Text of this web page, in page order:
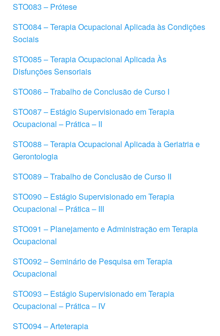
STO083 – Prótese
STO084 – Terapia Ocupacional Aplicada às Condições
Sociais
STO085 – Terapia Ocupacional Aplicada Às
Disfunções Sensoriais
STO086 – Trabalho de Conclusão de Curso I
STO087 – Estágio Supervisionado em Terapia
Ocupacional – Prática – II
STO088 – Terapia Ocupacional Aplicada à Geriatria e
Gerontologia
STO089 – Trabalho de Conclusão de Curso II
STO090 – Estágio Supervisionado em Terapia
Ocupacional – Prática – III
STO091 – Planejamento e Administração em Terapia
Ocupacional
STO092 – Seminário de Pesquisa em Terapia
Ocupacional
STO093 – Estágio Supervisionado em Terapia
Ocupacional – Prática – IV
STO094 – Arteterapia